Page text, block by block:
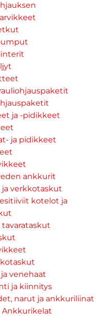
ja -pidikkeet
ja pidikkeet
ankkurit
ja verkkotaskut
kotelot ja
tavarataskut
venehaat
ja kiinnitys
narut ja ankkuriliinat
Ankkurikelat